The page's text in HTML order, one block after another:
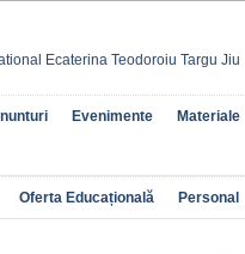
Evenimente Materiale
Oferta Educațională Personal